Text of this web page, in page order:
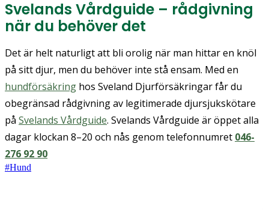
Svelands Vårdguide – rådgivning
när du behöver det
Det är helt naturligt att bli orolig när man hittar en knöl
på sitt djur, men du behöver inte stå ensam. Med en
hundförsäkring hos Sveland Djurförsäkringar får du
obegränsad rådgivning av legitimerade djursjukskötare
på Svelands Vårdguide. Svelands Vårdguide är öppet alla
dagar klockan 8–20 och nås genom telefonnumret 046-
276 92 90
#Hund